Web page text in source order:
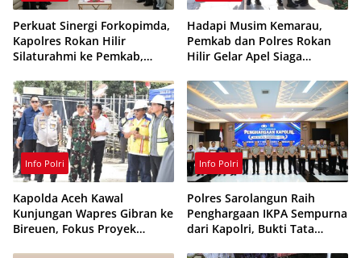
Perkuat Sinergi Forkopimda,
Kapolres Rokan Hilir
Silaturahmi ke Pemkab,
Hadapi Musim Kemarau,
Pemkab dan Polres Rokan
Hilir Gelar Apel Siaga
Sinergi Cegah Kebakaran
Info Polri
Kapolda Aceh Kawal
Kunjungan Wapres Gibran ke
Bireuen, Fokus Proyek
Info Polri
Polres Sarolangun Raih
Penghargaan IKPA Sempurna
dari Kapolri, Bukti Tata